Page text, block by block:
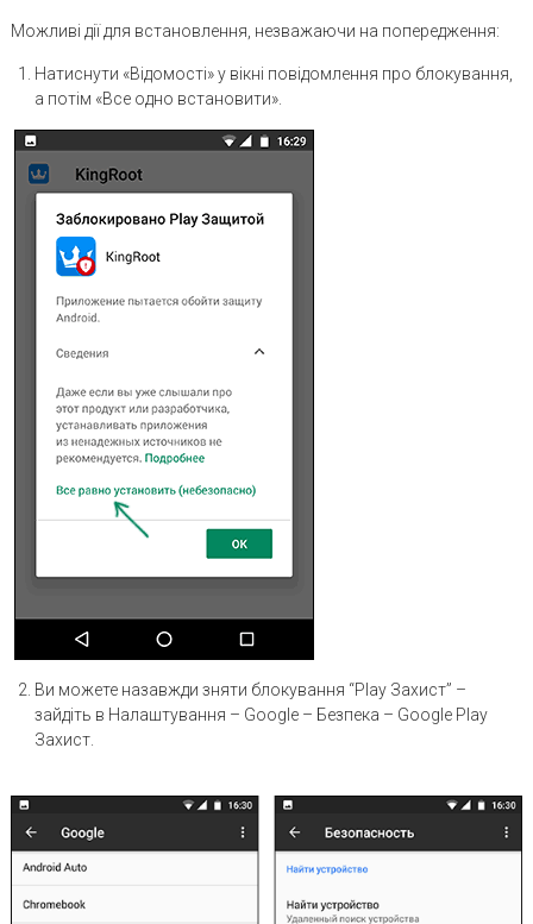
Можливі дії для встановлення, незважаючи на попередження:
Натиснути «Відомості» у вікні повідомлення про блокування,
а потім «Все одно встановити».
Ви можете назавжди зняти блокування “Play Захист” –
зайдіть в Налаштування – Google – Безпека – Google Play
Захист.